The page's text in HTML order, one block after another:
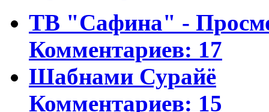
ТВ "Сафина" -
Комментариев: 17
Шабнами Сурайё
Комментариев: 15